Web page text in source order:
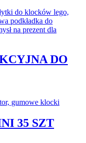
DO
35 SZT